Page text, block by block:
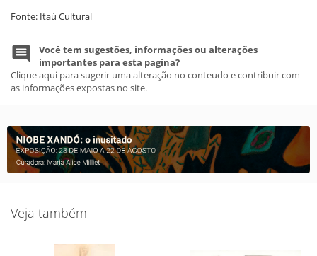
Fonte: Itaú Cultural
Você tem sugestões, informações ou alterações
importantes para esta pagina?
Clique aqui para sugerir uma alteração no conteudo e contribuir com
as informações expostas no site.
Veja também